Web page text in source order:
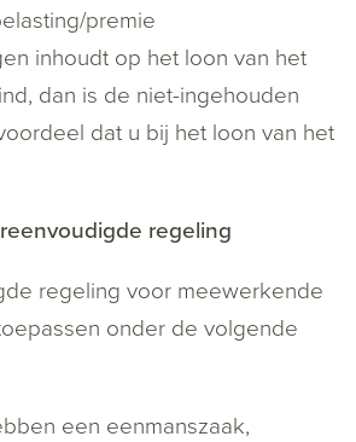
premie
inhoudt op het loon van het
dan is de niet-ingehouden
dat u bij het loon van het
regeling
regeling voor meewerkende
onder de volgende
een eenmanszaak,